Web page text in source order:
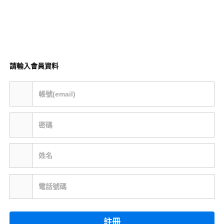
請輸入會員資料
帳號(email)
密碼
姓名
電話號碼